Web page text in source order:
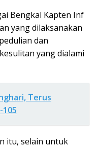
Bengkal Kapten Inf
yang dilaksanakan
dan
yang dialami
Terus
105
itu, selain untuk